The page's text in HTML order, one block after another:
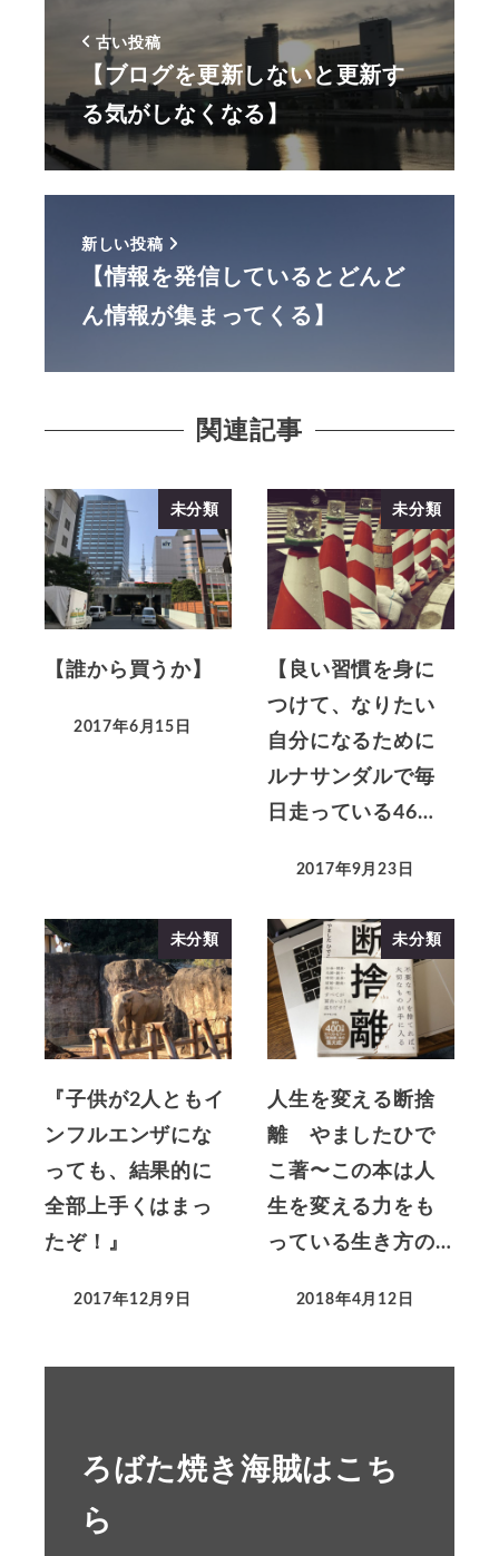
古い投稿
【ブログを更新しないと更新す
る気がしなくなる】
新しい投稿
【情報を発信しているとどんど
ん情報が集まってくる】
関連記事
未分類
【誰から買うか】
2017年6月15日
未分類
【良い習慣を身に
つけて、なりたい
自分になるために
ルナサンダルで毎
日走っている46…
2017年9月23日
未分類
『子供が2人ともイ
ンフルエンザにな
っても、結果的に
全部上手くはまっ
たぞ！』
2017年12月9日
未分類
人生を変える断捨
離 やましたひで
こ著〜この本は人
生を変える力をも
っている生き方の…
2018年4月12日
ろばた焼き海賊はこち
ら